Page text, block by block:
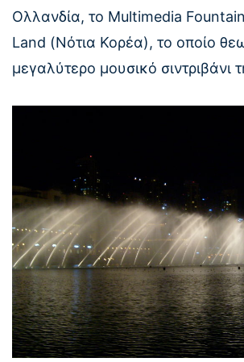
Ολλανδία, το Multimedia
Land (Νότια Κορέα), το οποίο
μεγαλύτερο μουσικό σιντριβάνι